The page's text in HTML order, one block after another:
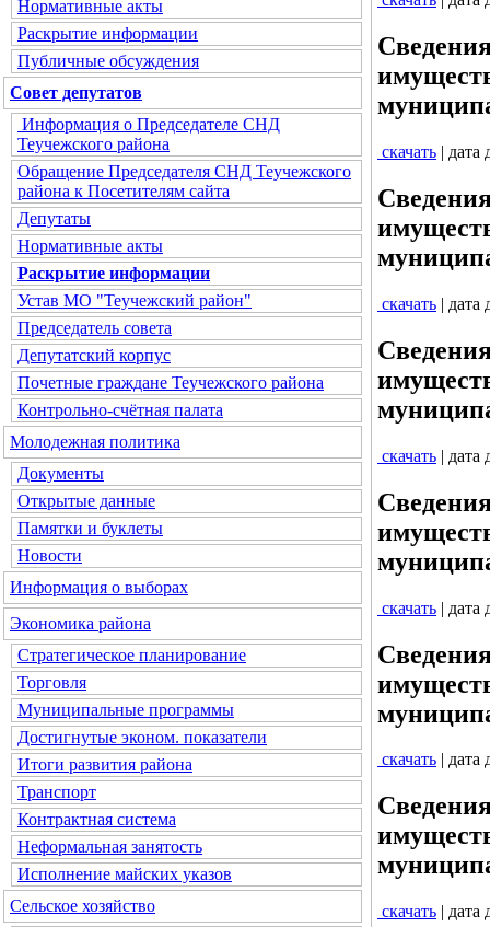
Нормативные акты
Раскрытие информации
Публичные обсуждения
Совет депутатов
Информация о Председателе СНД
Теучежского района
Обращение Председателя СНД Теучежского
района к Посетителям сайта
Депутаты
Нормативные акты
Раскрытие информации
Устав МО "Теучежский район"
Председатель совета
Депутатский корпус
Почетные граждане Теучежского района
Контрольно-счётная палата
Молодежная политика
Документы
Открытые данные
Памятки и буклеты
Новости
Информация о выборах
Экономика района
Стратегическое планирование
Торговля
Муниципальные программы
Достигнутые эконом. показатели
Итоги развития района
Транспорт
Контрактная система
Неформальная занятость
Исполнение майских указов
Сельское хозяйство
скачать | дата
скачать | дата
скачать | дата
скачать | дата
скачать |
скачать | дата